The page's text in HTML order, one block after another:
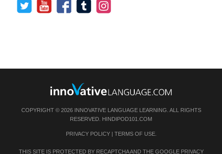
COPYRIGHT © 2026 INNOVATIVE LANGUAGE LEARNING. ALL RIGHTS
RESERVED. HINDIPOD101.COM
PRIVACY POLICY| TERMS OF USE.
THIS SITE IS PROTECTED BY RECAPTCHA AND THE GOOGLE PRIVACY